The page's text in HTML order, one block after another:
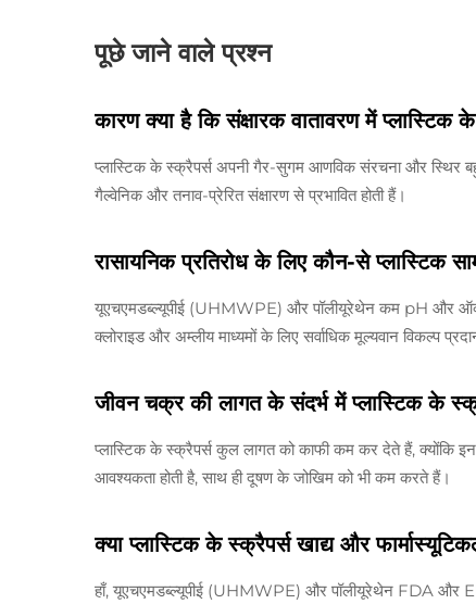
पूछे जाने वाले प्रश्न
कारण क्या है कि संक्षारक वातावरण में प्लास्टिक
प्लास्टिक के स्क्रैपर्स अपनी गैर-सुगम आणविक संरचना और स्थिर
गैल्वेनिक और तनाव-प्रेरित संक्षारण से प्रभावित होती हैं।
रासायनिक प्रतिरोध के लिए कौन-से प्लास्टिक
यूएचएमडब्ल्यूपीई (UHMWPE) और पॉलीयूरेथेन कम pH और
क्लोराइड और अम्लीय माध्यमों के लिए सर्वाधिक मूल्यवान विकल्प
जीवन चक्र की लागत के संदर्भ में प्लास्टिक के
प्लास्टिक के स्क्रैपर्स कुल लागत को काफी कम कर देते हैं, क्योंकि
आवश्यकता होती है, साथ ही दूषण के जोखिम को भी कम करते हैं।
क्या प्लास्टिक के स्क्रैपर्स खाद्य और
हाँ, यूएचएमडब्ल्यूपीई (UHMWPE) और पॉलीयूरेथेन FDA और